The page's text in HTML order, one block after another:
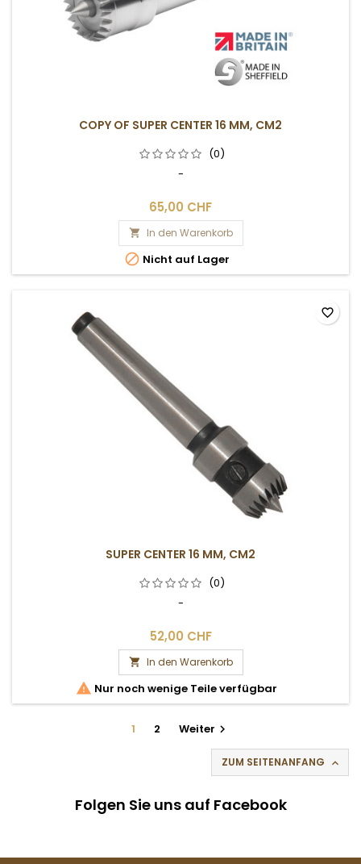
COPY OF SUPER CENTER 16 MM, CM2
(0)
-
65,00 CHF
 In den Warenkorb
 Nicht auf Lager
SUPER CENTER 16 MM, CM2
(0)
-
52,00 CHF
 In den Warenkorb
 Nur noch wenige Teile verfügbar
favorite_border
1 2 Weiter 
ZUM SEITENANFANG 
Folgen Sie uns auf Facebook